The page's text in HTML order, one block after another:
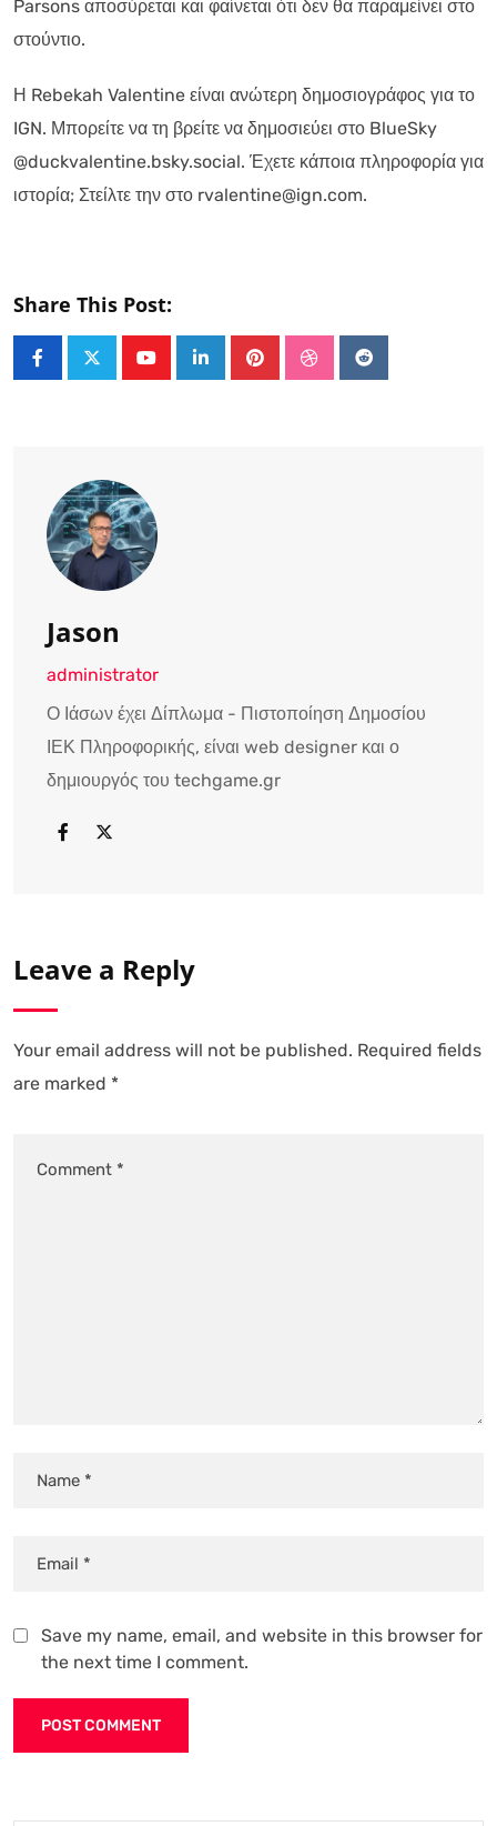
Parsons αποσύρεται και φαίνεται ότι δεν θα παραμείνει στο
στούντιο.
Η Rebekah Valentine είναι ανώτερη δημοσιογράφος για το
IGN. Μπορείτε να τη βρείτε να δημοσιεύει στο BlueSky
@duckvalentine.bsky.social. Έχετε κάποια πληροφορία για
ιστορία; Στείλτε την στο rvalentine@ign.com.
Share This Post:
LinkedInPinterestStumbleUpon
Reddit
Jason
administrator
Ο Ιάσων έχει Δίπλωμα - Πιστοποίηση Δημοσίου
ΙΕΚ Πληροφορικής, είναι web designer και ο
δημιουργός του techgame.gr
Leave a Reply
Your email address will not be published. Required fields
are marked *
Save my name, email, and website in this browser for
the next time I comment.